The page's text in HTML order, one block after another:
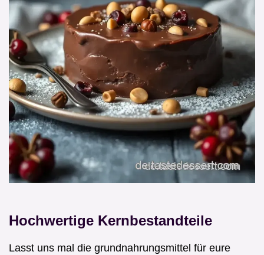
Hochwertige Kernbestandteile
Lasst uns mal die grundnahrungsmittel für eure